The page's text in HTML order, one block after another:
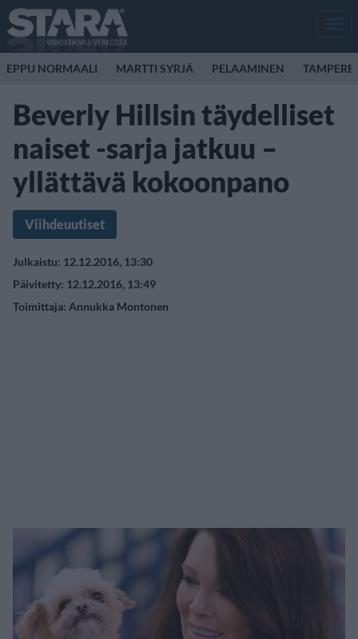
EPPU NORMAALI MARTTI SYRJÄ PELAAMINEN TAMPERE
Beverly Hillsin täydelliset
naiset -sarja jatkuu –
yllättävä kokoonpano
Viihdeuutiset
Julkaistu: 12.12.2016, 13:30
Päivitetty: 12.12.2016, 13:49
Toimittaja: Annukka Montonen